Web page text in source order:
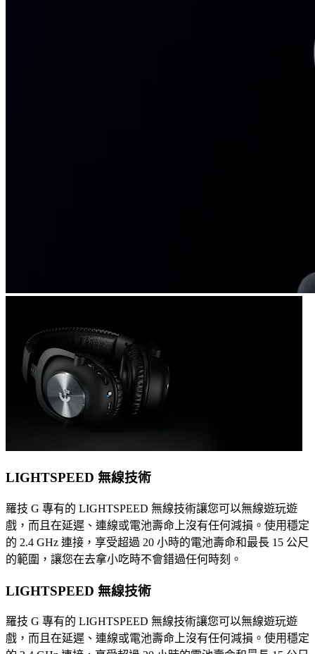
LIGHTSPEED 無線技術
羅技 G 專有的 LIGHTSPEED 無線技術讓您可以無線遊玩遊
戲，而且在延遲、連線或電池壽命上沒有任何減損。使用穩定
的 2.4 GHz 連接，享受超過 20 小時的電池壽命和最長 15 公尺
的範圍，讓您在去拿小吃時不會錯過任何時刻。
LIGHTSPEED 無線技術
羅技 G 專有的 LIGHTSPEED 無線技術讓您可以無線遊玩遊
戲，而且在延遲、連線或電池壽命上沒有任何減損。使用穩定